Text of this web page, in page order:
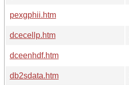
pexgphii.htm
dcecellp.htm
dceenhdf.htm
db2sdata.htm